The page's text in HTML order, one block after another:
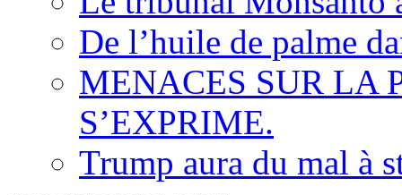
De l’huile de palme
MENACES SUR LA
S’EXPRIME.
Trump aura du mal à